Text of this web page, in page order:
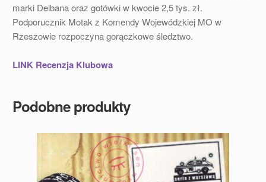
marki Delbana oraz gotówki w kwocie 2,5 tys. zł.
Podporucznik Motak z Komendy Wojewódzkiej MO w
Rzeszowie rozpoczyna gorączkowe śledztwo.
LINK Recenzja Klubowa
Podobne produkty